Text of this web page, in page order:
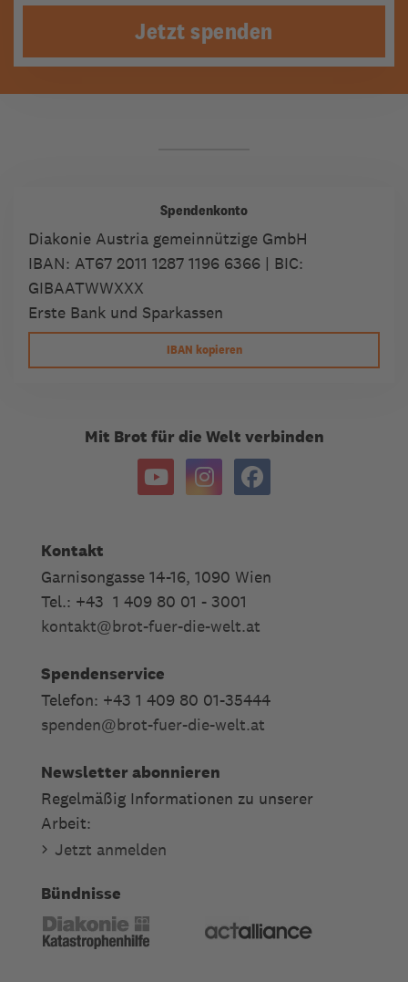
Jetzt spenden
Spendenkonto
Diakonie Austria gemeinnützige GmbH
IBAN: AT67 2011 1287 1196 6366 | BIC:
GIBAATWWXXX
Erste Bank und Sparkassen
IBAN kopieren
Mit Brot für die Welt verbinden
Kontakt
Garnisongasse 14-16, 1090 Wien
Tel.: +43 1 409 80 01 - 3001
kontakt@brot-fuer-die-welt.at
Spendenservice
Telefon: +43 1 409 80 01-35444
spenden@brot-fuer-die-welt.at
Newsletter abonnieren
Regelmäßig Informationen zu unserer
Arbeit:
Jetzt anmelden
Bündnisse